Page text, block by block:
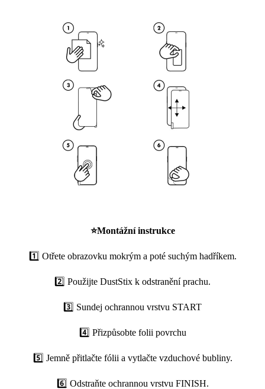
⭐Montážní instrukce
1️⃣ Otřete obrazovku mokrým a poté suchým hadříkem.
2️⃣ Použijte DustStix k odstranění prachu.
3️⃣ Sundej ochrannou vrstvu START
4️⃣ Přizpůsobte folii povrchu
5️⃣ Jemně přitlačte fólii a vytlačte vzduchové bubliny.
6️⃣ Odstraňte ochrannou vrstvu FINISH.